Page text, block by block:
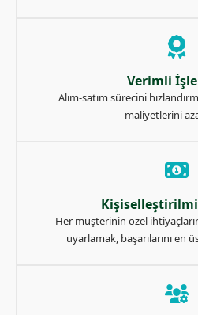
Verimli
Alım-satım sürecini
maliyetlerini
Her müşterinin özel
uyarlamak, başarılarını en